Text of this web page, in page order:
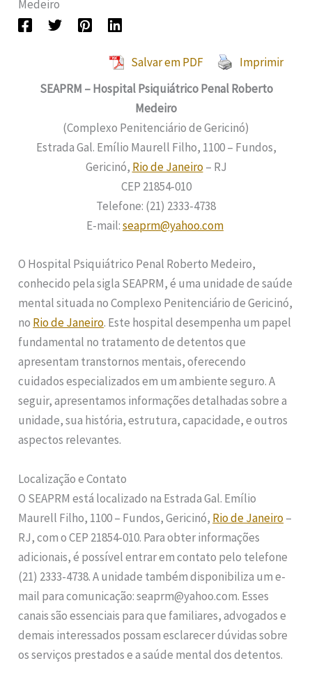
Medeiro
Salvar em PDF
Imprimir
SEAPRM – Hospital Psiquiátrico Penal Roberto
Medeiro
(Complexo Penitenciário de Gericinó)
Estrada Gal. Emílio Maurell Filho, 1100 – Fundos,
Gericinó, Rio de Janeiro– RJ
CEP 21854-010
Telefone: (21) 2333-4738
E-mail:seaprm@yahoo.com
O Hospital Psiquiátrico Penal Roberto Medeiro,
conhecido pela sigla SEAPRM, é uma unidade de saúde
mental situada no Complexo Penitenciário de Gericinó,
no Rio de Janeiro. Este hospital desempenha um papel
fundamental no tratamento de detentos que
apresentam transtornos mentais, oferecendo
cuidados especializados em um ambiente seguro. A
seguir, apresentamos informações detalhadas sobre a
unidade, sua história, estrutura, capacidade, e outros
aspectos relevantes.
Localização e Contato
O SEAPRM está localizado na Estrada Gal. Emílio
Maurell Filho, 1100 – Fundos, Gericinó, Rio de Janeiro–
RJ, com o CEP 21854-010. Para obter informações
adicionais, é possível entrar em contato pelo telefone
(21) 2333-4738. A unidade também disponibiliza um e-
mail para comunicação: seaprm@yahoo.com. Esses
canais são essenciais para que familiares, advogados e
demais interessados possam esclarecer dúvidas sobre
os serviços prestados e a saúde mental dos detentos.